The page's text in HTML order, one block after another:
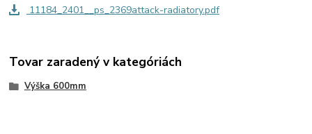
11184_2401__ps_2369attack-radiatory.pdf
Tovar zaradený v kategóriách
Výška 600mm